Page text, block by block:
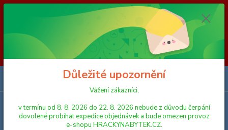
Vážení zákazníci, v termínu od 8. 8. 2026 do 23. 8. 2026 nebude z
důvodu čerpání dovolené probíhat expedice objednávek a bude omezen
provoz e-shopu HRACKYNABYTEK.CZ. Objednávky přijaté, nebo
uhrazené do čtvrtka 6. 8. 2026 budou expedovány v pátek 7. 8. 2026.
Objednávky přijaté, nebo uhrazené od pátku 7. 8. 2026 do neděle 23. 8.
2026 budou postupně expedovány od pondělí 24. 8. 2026. Děkujeme za
pochopení HRACKYNABYTEK.CZ
Menu
Důležité upozornění
Vážení zákazníci,
v termínu od 8. 8. 2026 do 22. 8. 2026 nebude z důvodu čerpání
dovolené probíhat expedice objednávek a bude omezen provoz
e-shopu HRACKYNABYTEK.CZ.